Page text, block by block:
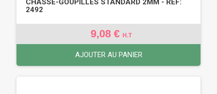
2492
9,08 € H.T
AJOUTER AU PANIER